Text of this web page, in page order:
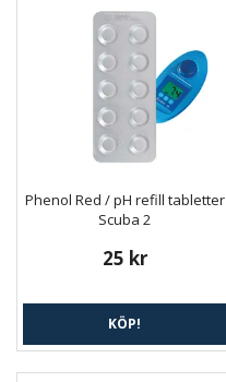
Phenol Red / pH refill tabletter
Scuba 2
25 kr
KÖP!